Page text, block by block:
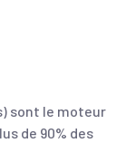
sont le moteur
de 90% des